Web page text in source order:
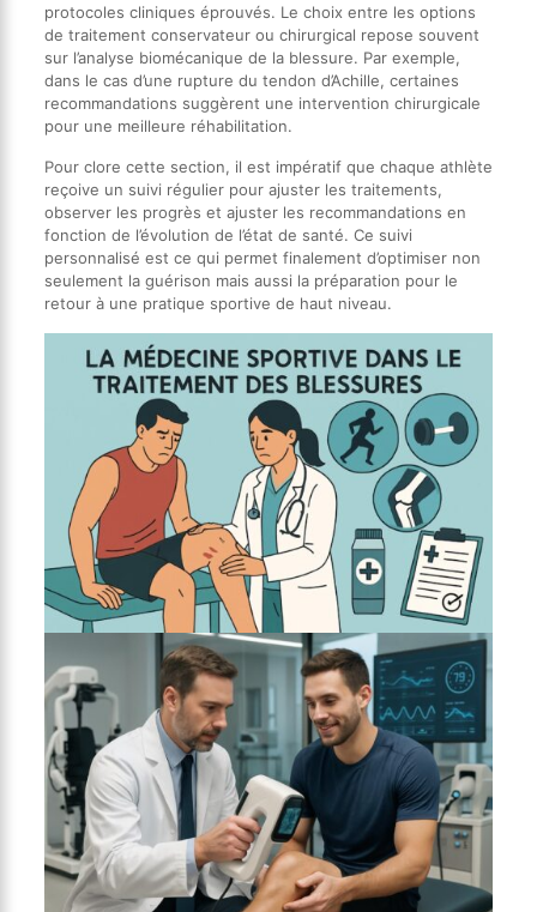
protocoles cliniques éprouvés. Le choix entre les options
de traitement conservateur ou chirurgical repose souvent
sur l’analyse biomécanique de la blessure. Par exemple,
dans le cas d’une rupture du tendon d’Achille, certaines
recommandations suggèrent une intervention chirurgicale
pour une meilleure réhabilitation.
Pour clore cette section, il est impératif que chaque athlète
reçoive un suivi régulier pour ajuster les traitements,
observer les progrès et ajuster les recommandations en
fonction de l’évolution de l’état de santé. Ce suivi
personnalisé est ce qui permet finalement d’optimiser non
seulement la guérison mais aussi la préparation pour le
retour à une pratique sportive de haut niveau.